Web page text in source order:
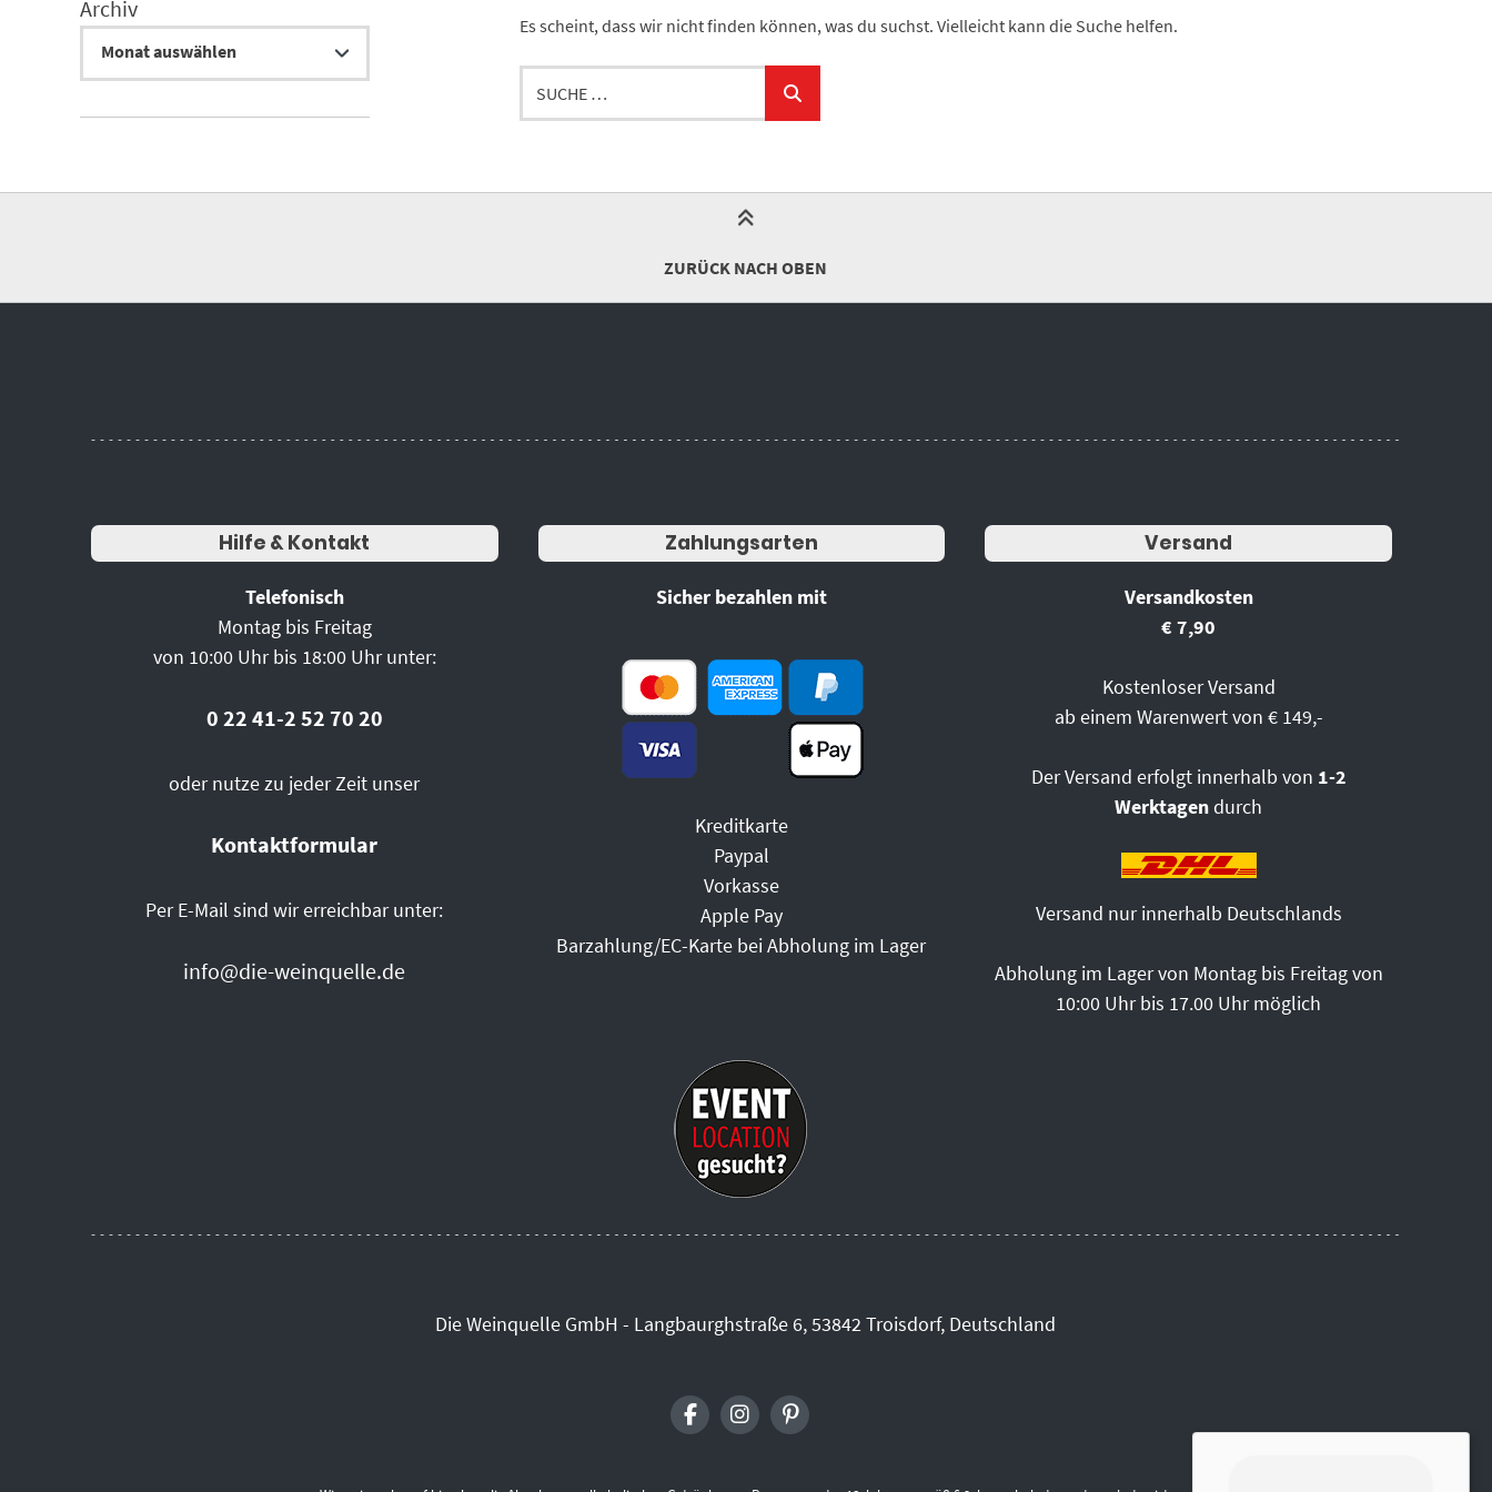
Archiv
Es scheint, dass wir nicht finden können, was du suchst. Vielleicht kann die Suche helfen.
ZURÜCK NACH OBEN
Hilfe & Kontakt
Telefonisch
Montag bis Freitag
von 10:00 Uhr bis 18:00 Uhr unter:
0 22 41-2 52 70 20
oder nutze zu jeder Zeit unser
Kontaktformular
Per E-Mail sind wir erreichbar unter:
info@die-weinquelle.de
Zahlungsarten
Sicher bezahlen mit
Kreditkarte
Paypal
Vorkasse
Apple Pay
Barzahlung/EC-Karte bei Abholung im Lager
Versand
Versandkosten
€ 7,90
Kostenloser Versand
ab einem Warenwert von € 149,-
Der Versand erfolgt innerhalb von 1-2
Werktagendurch
Versand nur innerhalb Deutschlands
Abholung im Lager von Montag bis Freitag von
10:00 Uhr bis 17.00 Uhr möglich
Die Weinquelle GmbH - Langbaurghstraße 6, 53842 Troisdorf, Deutschland